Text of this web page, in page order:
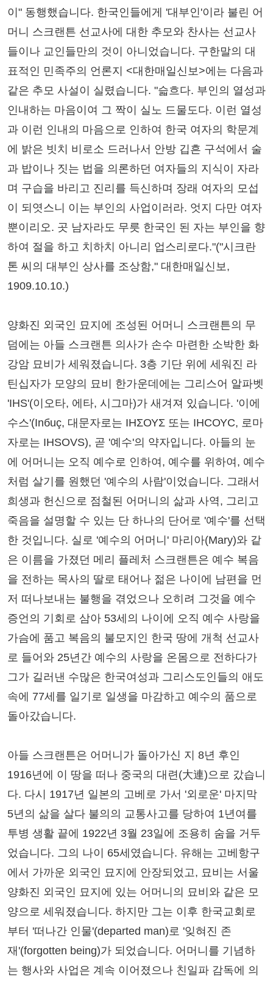
이" 동행했습니다. 한국인들에게 '대부인'이라 불린 어
머니 스크랜튼 선교사에 대한 추모와 찬사는 선교사
들이나 교인들만의 것이 아니었습니다. 구한말의 대
표적인 민족주의 언론지 <대한매일신보>에는 다음과
같은 추모 사설이 실렸습니다. "슯흐다. 부인의 열성과
인내하는 마음이여 그 짝이 실노 드물도다. 이런 열성
과 이런 인내의 마음으로 인하여 한국 여자의 학문계
에 밝은 빗치 비로소 드러나서 안방 깁흔 구석에서 술
과 밥이나 짓는 법을 의론하던 여자들의 지식이 자라
며 구습을 바리고 진리를 득신하며 장래 여자의 모섭
이 되엿스니 이는 부인의 사업이러라. 엇지 다만 여자
뿐이리오. 곳 남자라도 무릇 한국인 된 자는 부인을 향
하여 절을 하고 치하치 아니리 업스리로다."("시크란
톤 씨의 대부인 상사를 조상함," 대한매일신보,
1909.10.10.)
양화진 외국인 묘지에 조성된 어머니 스크랜튼의 무
덤에는 아들 스크랜튼 의사가 손수 마련한 소박한 화
강암 묘비가 세워졌습니다. 3층 기단 위에 세워진 라
틴십자가 모양의 묘비 한가운데에는 그리스어 알파벳
'IHS'(이오타, 에타, 시그마)가 새겨져 있습니다. '이에
수스'(Inбuç, 대문자로는 ΙΗΣΟΥΣ 또는 ΙΗϹΟΥϹ, 로마
자로는 IHSOVS), 곧 '예수'의 약자입니다. 아들의 눈
에 어머니는 오직 예수로 인하여, 예수를 위하여, 예수
처럼 살기를 원했던 '예수의 사람'이었습니다. 그래서
희생과 헌신으로 점철된 어머니의 삶과 사역, 그리고
죽음을 설명할 수 있는 단 하나의 단어로 '예수'를 선택
한 것입니다. 실로 '예수의 어머니' 마리아(Mary)와 같
은 이름을 가졌던 메리 플레처 스크랜튼은 예수 복음
을 전하는 목사의 딸로 태어나 젊은 나이에 남편을 먼
저 떠나보내는 불행을 겪었으나 오히려 그것을 예수
증언의 기회로 삼아 53세의 나이에 오직 예수 사랑을
가슴에 품고 복음의 불모지인 한국 땅에 개척 선교사
로 들어와 25년간 예수의 사랑을 온몸으로 전하다가
그가 길러낸 수많은 한국여성과 그리스도인들의 애도
속에 77세를 일기로 일생을 마감하고 예수의 품으로
돌아갔습니다.
아들 스크랜튼은 어머니가 돌아가신 지 8년 후인
1916년에 이 땅을 떠나 중국의 대련(大連)으로 갔습니
다. 다시 1917년 일본의 고베로 가서 '외로운' 마지막
5년의 삶을 살다 불의의 교통사고를 당하여 1년여를
투병 생활 끝에 1922년 3월 23일에 조용히 숨을 거두
었습니다. 그의 나이 65세였습니다. 유해는 고베항구
에서 가까운 외국인 묘지에 안장되었고, 묘비는 서울
양화진 외국인 묘지에 있는 어머니의 묘비와 같은 모
양으로 세워졌습니다. 하지만 그는 이후 한국교회로
부터 '떠나간 인물'(departed man)로 '잊혀진 존
재'(forgotten being)가 되었습니다. 어머니를 기념하
는 행사와 사업은 계속 이어졌으나 친일파 감독에 의